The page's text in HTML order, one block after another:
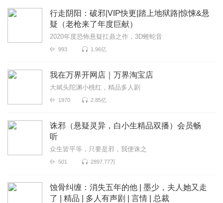
行走阴阳：破邪|VIP快更|踏上地狱路|惊悚&悬
疑（老枪来了年度巨献）
2020年度恐怖悬疑扛鼎之作，3D蝰蛇音
993 1.96亿
我在万界开网店｜万界淘宝店
大斌头陀渊小桃红，精品多人剧
1970 2.85亿
诛邪（悬疑灵异，白小生精品双播）会员畅
听
众生皆平等，只要是邪，我便诛之
501 2897.77万
蚀骨纠缠：消失五年的他 | 墨少，夫人她又走
了 | 精品 | 多人有声剧 | 言情 | 总裁